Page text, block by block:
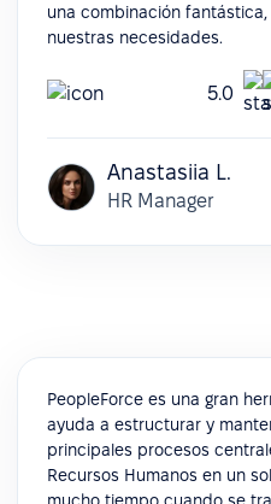
una combinación
nuestras necesidades.
5.0
Anastasiia L.
HR Manager
PeopleForce es una gran
ayuda a estructurar y
principales procesos
Recursos Humanos en un
mucho tiempo cuando se